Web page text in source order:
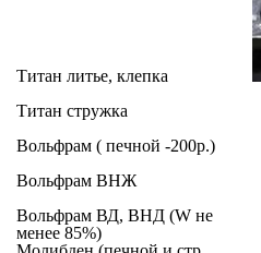
Титан литье, клепка
Титан стружка
Вольфрам ( печной -200р.)
Вольфрам ВНЖ
Вольфрам ВД, ВНД (W не
менее 85%)